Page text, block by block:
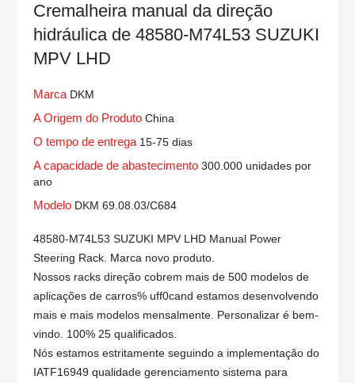
Cremalheira manual da direção
hidráulica de 48580-M74L53 SUZUKI
MPV LHD
Marca DKM
A Origem do ProdutoChina
O tempo de entrega 15-75 dias
A capacidade de abastecimento300.000 unidades por
ano
Modelo DKM 69.08.03/C684
48580-M74L53 SUZUKI MPV LHD Manual Power
Steering Rack. Marca novo produto.
Nossos racks direção cobrem mais de 500 modelos de
aplicações de carros% uff0cand estamos desenvolvendo
mais e mais modelos mensalmente. Personalizar é bem-
vindo. 100% 25 qualificados.
Nós estamos estritamente seguindo a implementação do
IATF16949 qualidade gerenciamento sistema para